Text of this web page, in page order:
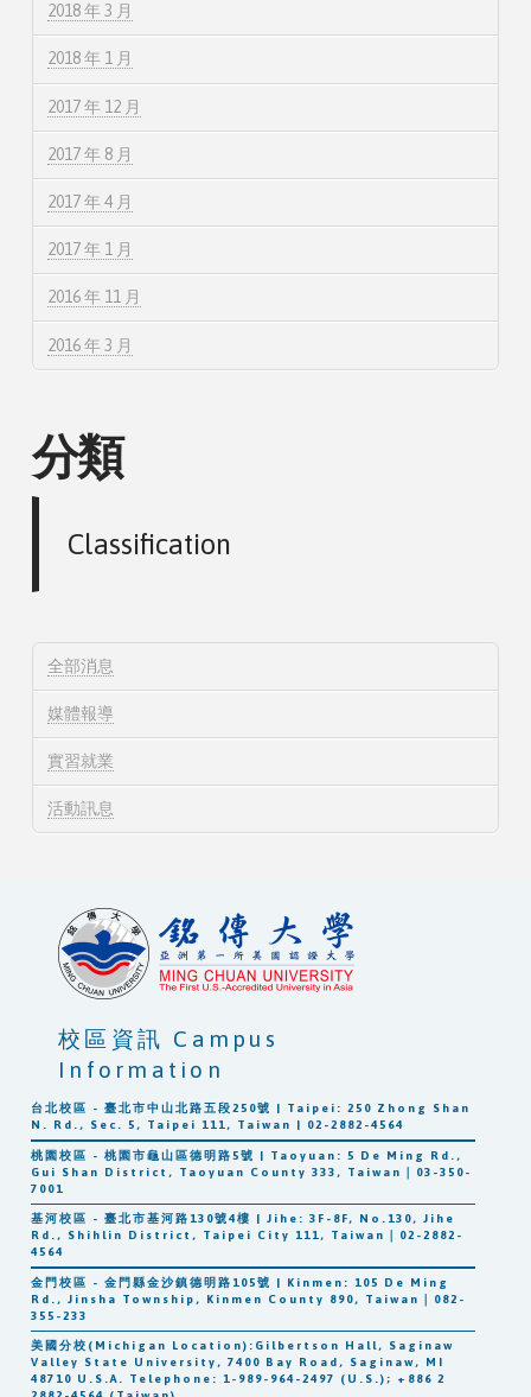
2018 年 3 月
2018 年 1 月
2017 年 12 月
2017 年 8 月
2017 年 4 月
2017 年 1 月
2016 年 11 月
2016 年 3 月
分類
Classification
全部消息
媒體報導
實習就業
活動訊息
台北校區 - 臺北市中山北路五段250號 | Taipei: 250 Zhong Shan
N. Rd., Sec. 5, Taipei 111, Taiwan | 02-2882-4564
桃園校區 - 桃園市龜山區德明路5號 | Taoyuan: 5 De Ming Rd.,
Gui Shan District, Taoyuan County 333, Taiwan｜03-350-
7001
基河校區 - 臺北市基河路130號4樓 | Jihe: 3F-8F, No.130, Jihe
Rd., Shihlin District, Taipei City 111, Taiwan｜02-2882-
4564
金門校區 - 金門縣金沙鎮德明路105號 | Kinmen: 105 De Ming
Rd., Jinsha Township, Kinmen County 890, Taiwan｜082-
355-233
美國分校(Michigan Location):Gilbertson Hall, Saginaw
Valley State University, 7400 Bay Road, Saginaw, MI
48710 U.S.A. Telephone: 1-989-964-2497 (U.S.); +886 2
校區資訊 Campus
Information